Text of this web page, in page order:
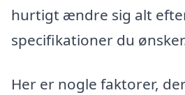
hurtigt ændre sig alt
specifikationer du
Her er nogle faktorer,